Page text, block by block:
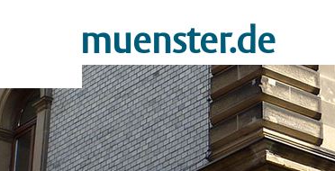
muenster.de